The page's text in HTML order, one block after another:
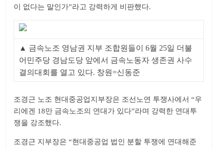
이 없다는 말인가”라고 강력하게 비판했다.
▲ 금속노조 영남권 지부 조합원들이 6월 25일 더불
어민주당 경남도당 앞에서 금속노동자 생존권 사수
결의대회를 열고 있다. 창원=신동준
조경근 노조 현대중공업지부장은 조선노연 투쟁사에서 “우
리에겐 18만 금속노조의 연대가 있다”라며 강력한 연대투
쟁을 강조했다.
조경근 지부장은 “현대중공업 법인 분할 투쟁에 연대해준